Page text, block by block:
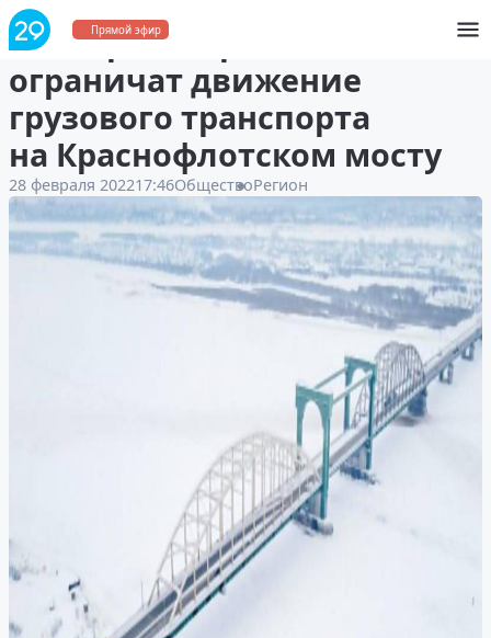
Прямой эфир
С 1 марта в Архангельске
ограничат движение
грузового транспорта
на Краснофлотском мосту
28 февраля 202217:46ОбществоРегион